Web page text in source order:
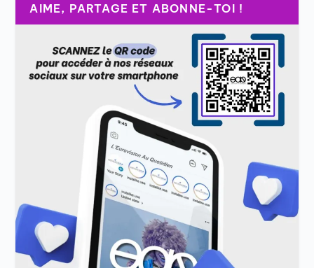
AIME, PARTAGE ET ABONNE-TOI !